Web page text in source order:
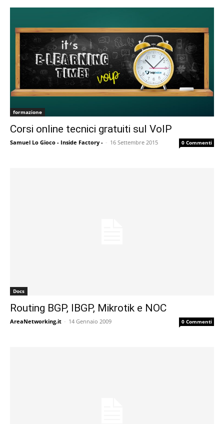
formazione
Corsi online tecnici gratuiti sul VoIP
Samuel Lo Gioco - Inside Factory - - 16 Settembre 2015 0 Commenti
Docs
Routing BGP, IBGP, Mikrotik e NOC
AreaNetworking.it - 14 Gennaio 2009 0 Commenti